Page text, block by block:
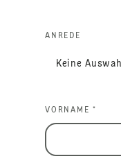
ANREDE
VORNAME *